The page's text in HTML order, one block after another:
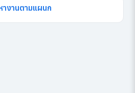
างานตามแผนก